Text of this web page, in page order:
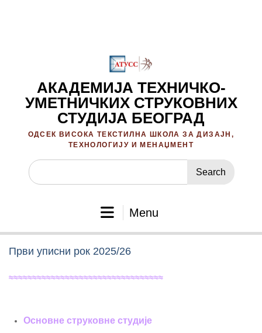
АКАДЕМИЈА ТЕХНИЧКО-
УМЕТНИЧКИХ СТРУКОВНИХ
СТУДИЈА БЕОГРАД
ОДСЕК ВИСОКА ТЕКСТИЛНА ШКОЛА ЗА ДИЗАЈН,
ТЕХНОЛОГИЈУ И МЕНАЏМЕНТ
Search
for:
Menu
Први уписни рок 2025/26
≈≈≈≈≈≈≈≈≈≈≈≈≈≈≈≈≈≈≈≈≈≈≈≈≈≈≈≈≈≈≈≈≈
Основне струковне студије